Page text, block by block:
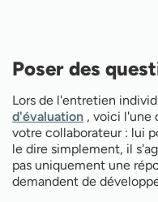
Poser des
Lors de l'entretien
d'évaluation , voici l'une
votre collaborateur : lui
le dire simplement, il
pas uniquement une
demandent de